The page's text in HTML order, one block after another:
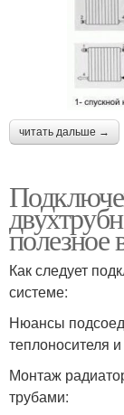
читать дальше →
полезное
Как следует
системе:
Нюансы
теплоносителя
Монтаж
трубами: